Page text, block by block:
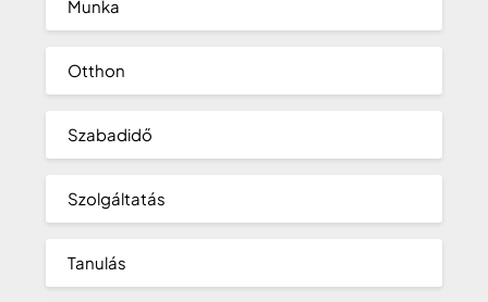
Munka
Otthon
Szabadidő
Szolgáltatás
Tanulás